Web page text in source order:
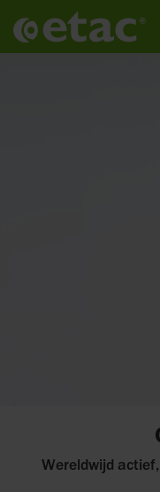
Wereldwijd